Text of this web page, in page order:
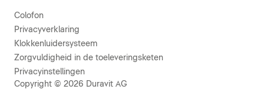
Colofon
Privacyverklaring
Klokkenluidersysteem
Zorgvuldigheid in de toeleveringsketen
Privacyinstellingen
Copyright © 2026 Duravit AG